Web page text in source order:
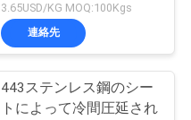
3.65USD/KG MOQ:100Kgs
連絡先
443ステンレス鋼のシー
トによって冷間圧延され